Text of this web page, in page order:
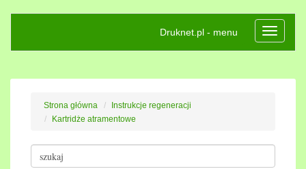
Rozwiń
Druknet.pl - menu
Strona główna
Instrukcje regeneracji
Kartridże atramentowe